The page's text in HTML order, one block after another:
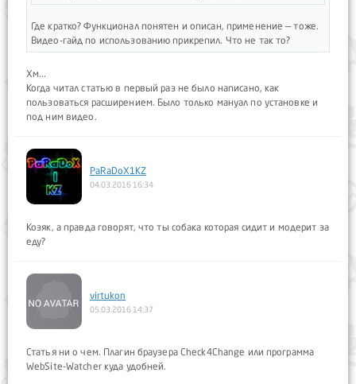
Где кратко? Функционал понятен и описан, применение — тоже.
Видео-гайд по использованию прикрепил. Что не так то?
Хм...
Когда читал статью в первый раз не было написано, как
пользоваться расширением. Было только мануал по установке и
под ним видео.
PaRaDoX1KZ
04.03.2016 16:34
Козяк, а правда говорят, что ты собака которая сидит и модерит за
еду?
virtukon
05.03.2016 14:37
Статья ни о чем. Плагин браузера Check4Change или программа
WebSite-Watcher куда удобней.